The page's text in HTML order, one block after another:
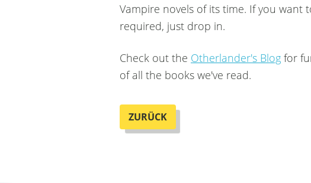
Vampire novels of its time. If you
required, just drop in.
Check out the Otherlander's Blog for
of all the books we've read.
ZURÜCK